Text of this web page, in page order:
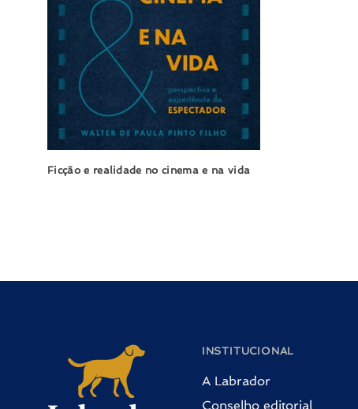
Ficção e realidade no cinema e na vida
INSTITUCIONAL
A Labrador
Conselho editorial